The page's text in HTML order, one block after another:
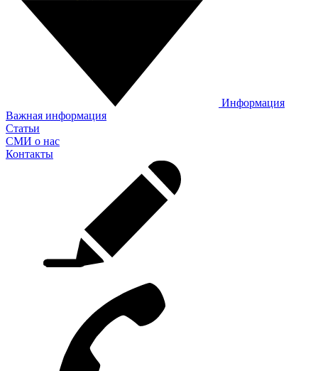
Информация
Важная информация
Статьи
СМИ о нас
Контакты